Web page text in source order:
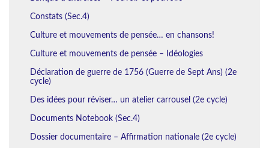
Constats (Sec.4)
Culture et mouvements de pensée… en chansons!
Culture et mouvements de pensée – Idéologies
Déclaration de guerre de 1756 (Guerre de Sept Ans) (2e
cycle)
Des idées pour réviser… un atelier carrousel (2e cycle)
Documents Notebook (Sec.4)
Dossier documentaire – Affirmation nationale (2e cycle)